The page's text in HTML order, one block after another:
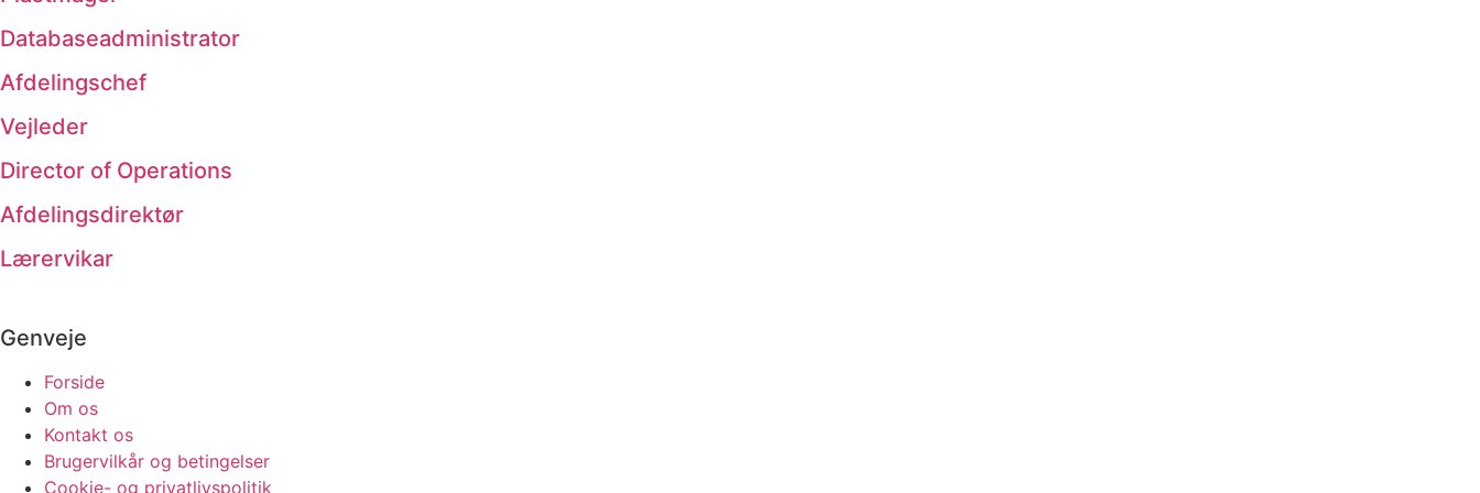
Databaseadministrator
Afdelingschef
Vejleder
Director of Operations
Afdelingsdirektør
Lærervikar
Genveje
Forside
Om os
Kontakt os
Brugervilkår og betingelser
Cookie- og privatlivspolitik